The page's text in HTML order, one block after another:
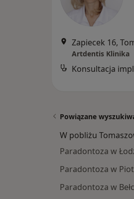
Zapiecek 16,
Artdentis Klinika
Konsultacja
Powiązane
W pobliżu
Paradontoza w
Paradontoza w
Paradontoza w